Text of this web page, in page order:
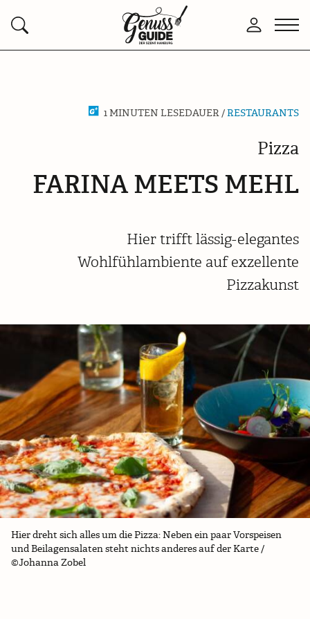
Suchen
Zurück
zur
Anmelden
1 MINUTEN LESEDAUER /RESTAURANTS
Pizza
FARINA MEETS MEHL
Hier trifft lässig-elegantes
Wohlfühlambiente auf exzellente
Pizzakunst
Hier dreht sich alles um die Pizza: Neben ein paar Vorspeisen
und Beilagensalaten steht nichts anderes auf der Karte /
©Johanna Zobel